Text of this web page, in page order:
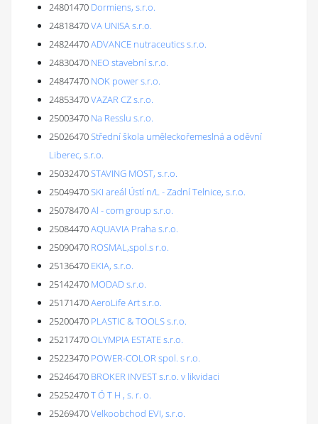
24801470 Dormiens, s.r.o.
24818470VA UNISA s.r.o.
24824470ADVANCE nutraceutics s.r.o.
24830470 NEO stavební s.r.o.
24847470 NOK power s.r.o.
24853470VAZAR CZ s.r.o.
25003470 Na Resslu s.r.o.
25026470Střední škola uměleckořemeslná a oděvní
Liberec, s.r.o.
25032470STAVING MOST, s.r.o.
25049470SKI areál Ústí n/L - Zadní Telnice, s.r.o.
25078470Al - com group s.r.o.
25084470AQUAVIA Praha s.r.o.
25090470 ROSMAL,spol.s r.o.
25136470 EKIA, s.r.o.
25142470 MODAD s.r.o.
25171470AeroLife Art s.r.o.
25200470 PLASTIC & TOOLS s.r.o.
25217470OLYMPIA ESTATE s.r.o.
25223470 POWER-COLOR spol. s r.o.
25246470 BROKER INVEST s.r.o. v likvidaci
25252470T Ó T H , s. r. o.
25269470Velkoobchod EVI, s.r.o.